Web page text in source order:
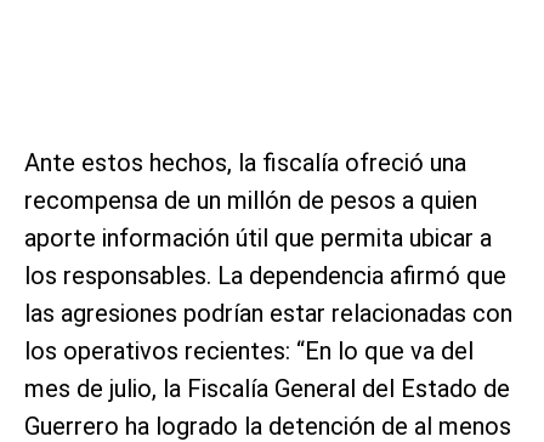
Ante estos hechos, la fiscalía ofreció una
recompensa de un millón de pesos a quien
aporte información útil que permita ubicar a
los responsables. La dependencia afirmó que
las agresiones podrían estar relacionadas con
los operativos recientes: “En lo que va del
mes de julio, la Fiscalía General del Estado de
Guerrero ha logrado la detención de al menos